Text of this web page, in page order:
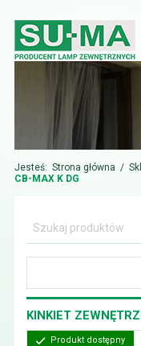
Jesteś: Strona główna /
CB-MAX K DG
KINKIET
Produkt dostępny